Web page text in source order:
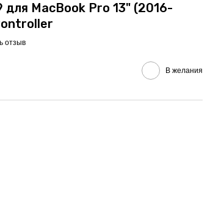
для MacBook Pro 13" (2016-
отзыв
В желания